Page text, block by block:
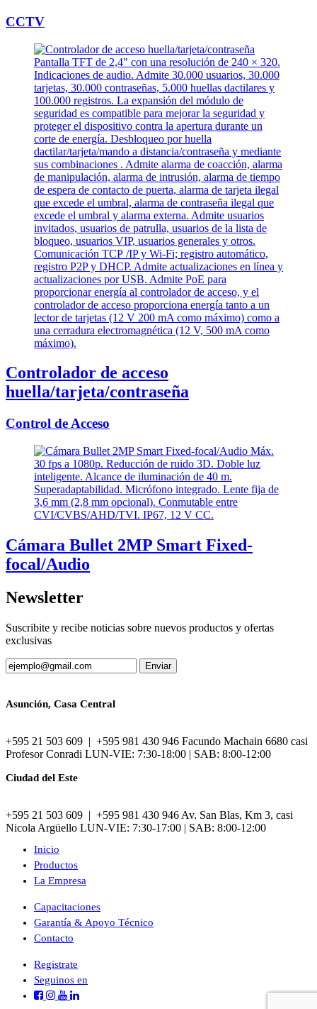
CCTV
Controlador de acceso
huella/tarjeta/contraseña
Control de Acceso
Cámara Bullet 2MP Smart Fixed-
focal/Audio
Newsletter
Suscribite y recibe noticias sobre nuevos productos y ofertas
exclusivas
Asunción, Casa Central
+595 21 503 609 | +595 981 430 946 Facundo Machain 6680 casi
Profesor Conradi LUN-VIE: 7:30-18:00 | SAB: 8:00-12:00
Ciudad del Este
+595 21 503 609 | +595 981 430 946 Av. San Blas, Km 3, casi
Nicola Argüello LUN-VIE: 7:30-17:00 | SAB: 8:00-12:00
Inicio
Productos
La Empresa
Capacitaciones
Garantía & Apoyo Técnico
Contacto
Registrate
Seguinos en